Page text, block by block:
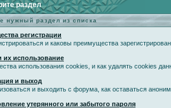
раздел
нужный раздел из списка
регистрации
и каковы преимущества
их использование
использования cookies, и как удалять cookies
и выход
и выходить с форума, как оставаться
утерянного или забытого пароля